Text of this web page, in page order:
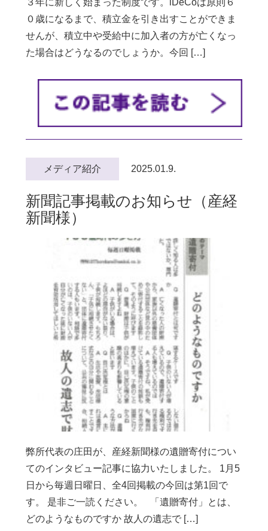
３年に新しく始まった制度です。iDeCoは原則６
０歳になるまで、積立金を引き出すことができま
せんが、積立中や受給中に加入者の方が亡くなっ
た場合はどうなるのでしょうか。今回 […]
メディア紹介 2025.01.9.
新聞記事掲載のお知らせ（産経
新聞様）
弊所代表の庄田が、産経新聞様の遺贈寄付につい
てのインタビュー記事に協力いたしました。 1月5
日から毎週日曜日、全4回掲載の今回は第1回で
す。 是非ご一読ください。 「遺贈寄付」とは、
どのようなものですか 故人の遺志で […]